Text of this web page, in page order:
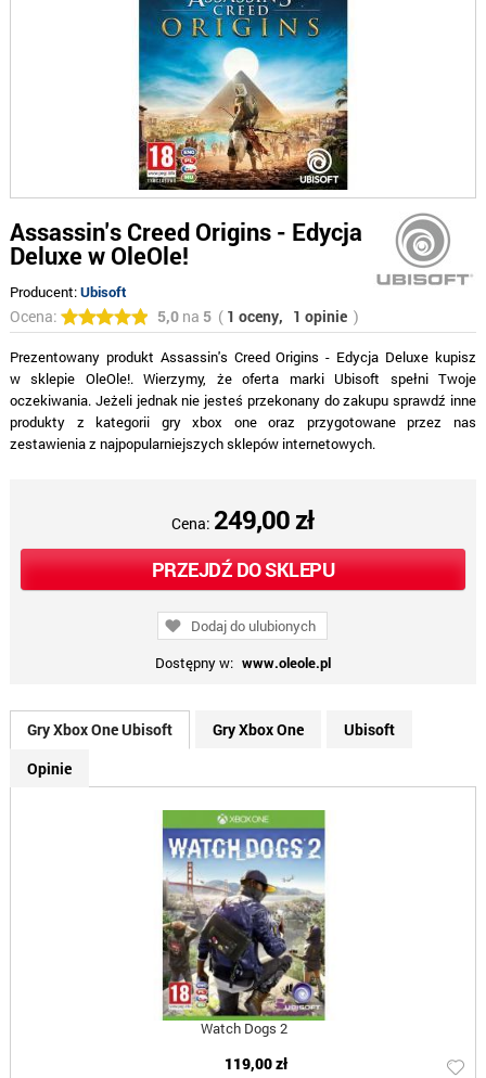
Assassin's Creed Origins - Edycja
Deluxe w OleOle!
Producent:Ubisoft
Ocena: 5,0na 5( 1 oceny, 1 opinie )
Prezentowany produkt Assassin's Creed Origins - Edycja Deluxe kupisz
w sklepie OleOle!. Wierzymy, że oferta marki Ubisoft spełni Twoje
oczekiwania. Jeżeli jednak nie jesteś przekonany do zakupu sprawdź inne
produkty z kategorii gry xbox one oraz przygotowane przez nas
zestawienia z najpopularniejszych sklepów internetowych.
Cena: 249,00 zł
PRZEJDŹ DO SKLEPU
Dodaj do ulubionych
Dostępny w: www.oleole.pl
Gry Xbox One Ubisoft Gry Xbox One
Ubisoft
Opinie
Watch Dogs 2
119,00 zł